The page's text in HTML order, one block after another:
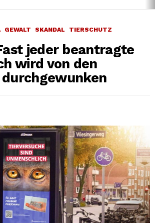
GEWALT SKANDAL TIERSCHUTZ
jeder beantragte
wird von den